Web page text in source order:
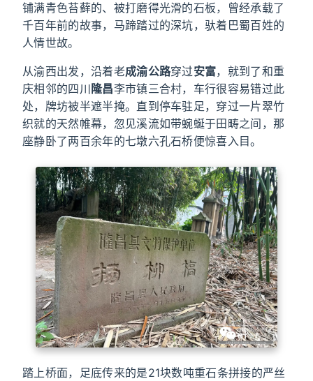
铺满青色苔藓的、被打磨得光滑的石板，曾经承载了
千百年前的故事，马蹄踏过的深坑，驮着巴蜀百姓的
人情世故。
从渝西出发，沿着老成渝公路穿过安富，就到了和重
庆相邻的四川 隆昌李市镇三合村，车行很容易错过此
处，牌坊被半遮半掩。直到停车驻足，穿过一片翠竹
织就的天然帷幕，忽见溪流如带蜿蜒于田畴之间，那
座静卧了两百余年的七墩六孔石桥便惊喜入目。
踏上桥面，足底传来的是21块数吨重石条拼接的严丝